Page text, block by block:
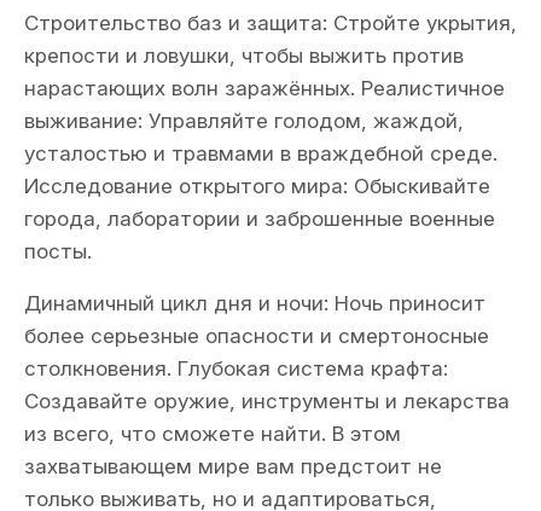
Строительство баз и защита: Стройте укрытия,
крепости и ловушки, чтобы выжить против
нарастающих волн заражённых. Реалистичное
выживание: Управляйте голодом, жаждой,
усталостью и травмами в враждебной среде.
Исследование открытого мира: Обыскивайте
города, лаборатории и заброшенные военные
посты.
Динамичный цикл дня и ночи: Ночь приносит
более серьезные опасности и смертоносные
столкновения. Глубокая система крафта:
Создавайте оружие, инструменты и лекарства
из всего, что сможете найти. В этом
захватывающем мире вам предстоит не
только выживать, но и адаптироваться,